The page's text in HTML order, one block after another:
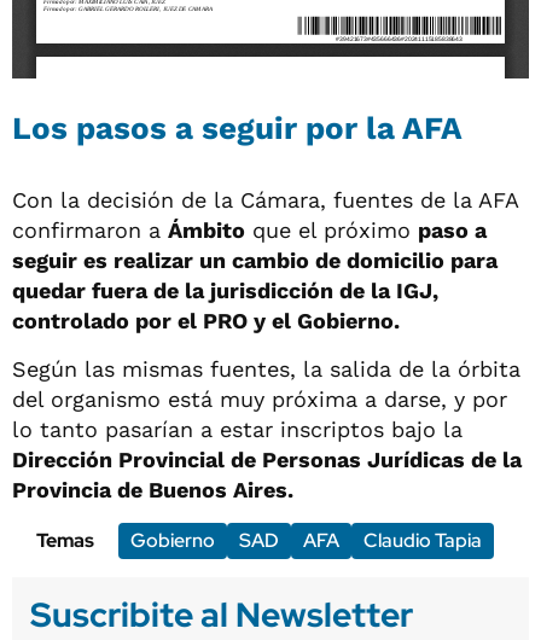
Los pasos a seguir por la AFA
Con la decisión de la Cámara, fuentes de la AFA
confirmaron a Ámbito que el próximo paso a
seguir es realizar un cambio de domicilio para
quedar fuera de la jurisdicción de la IGJ,
controlado por el PRO y el Gobierno.
Según las mismas fuentes, la salida de la órbita
del organismo está muy próxima a darse, y por
lo tanto pasarían a estar inscriptos bajo la
Dirección Provincial de Personas Jurídicas de la
Provincia de Buenos Aires.
Temas
Gobierno SAD AFA Claudio Tapia
Suscribite al Newsletter